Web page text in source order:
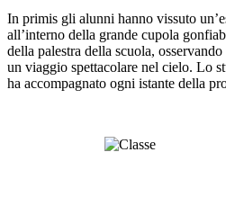
In primis gli alunni hanno vissuto
all’interno della grande cupola
della palestra della scuola,
un viaggio spettacolare nel cielo. Lo
ha accompagnato ogni istante della